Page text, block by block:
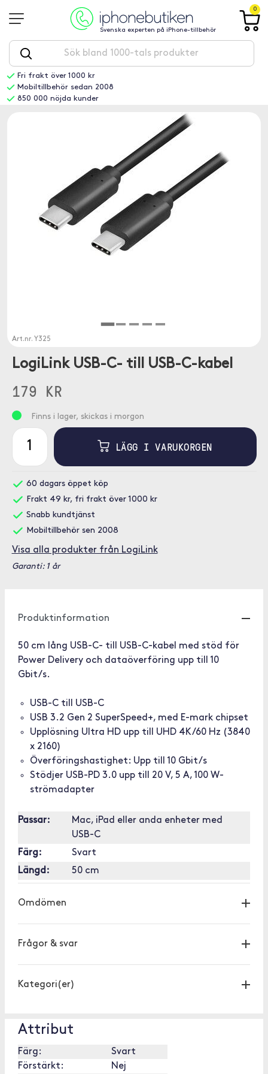
Svenska experten på iPhone-tillbehör
0
Fri frakt över 1000 kr
Mobiltillbehör sedan 2008
850 000 nöjda kunder
Art.nr. Y325
LogiLink USB-C- till USB-C-kabel
179 KR
Finns i lager, skickas i morgon
LÄGG I VARUKORGEN
60 dagars öppet köp
Frakt 49 kr, fri frakt över 1000 kr
Snabb kundtjänst
Mobiltillbehör sen 2008
Visa alla produkter från LogiLink
Garanti: 1 år
Produktinformation
50 cm lång USB-C- till USB-C-kabel med stöd för
Power Delivery och dataöverföring upp till 10
Gbit/s.
USB-C till USB-C
USB 3.2 Gen 2 SuperSpeed+, med E-mark chipset
Upplösning Ultra HD upp till UHD 4K/60 Hz (3840
x 2160)
Överföringshastighet: Upp till 10 Gbit/s
Stödjer USB-PD 3.0 upp till 20 V, 5 A, 100 W-
strömadapter
Passar:
Mac, iPad eller anda enheter med
USB-C
Färg:
Svart
Längd:
50 cm
Omdömen
Frågor & svar
Kategori(er)
Attribut
Färg:
Svart
Förstärkt:
Nej